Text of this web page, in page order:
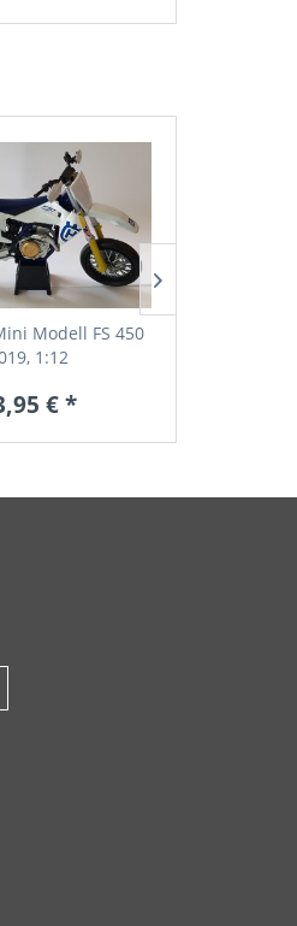
Modell FS 450
1:12
€ *